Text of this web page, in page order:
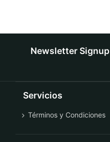
Newsletter Signup
Servicios
Términos y Condiciones